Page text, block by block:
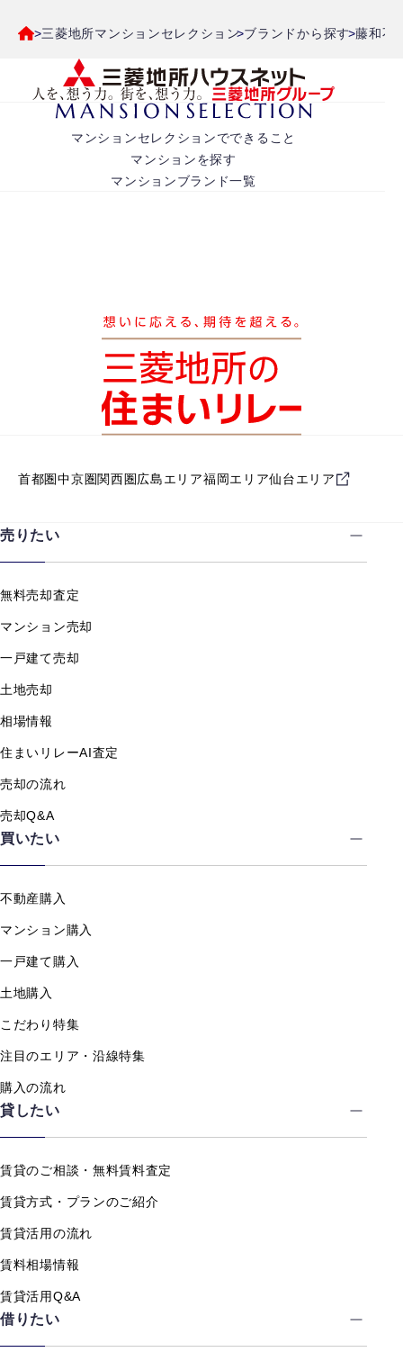
三菱地所マンションセレクション ブランドから探す 藤和不
マンションセレクションでできること
マンションを探す
マンションブランド一覧
首都圏中京圏関西圏広島エリア福岡エリア仙台エリア
売りたい
無料売却査定
マンション売却
一戸建て売却
土地売却
相場情報
住まいリレーAI査定
売却の流れ
売却Q&A
買いたい
不動産購入
マンション購入
一戸建て購入
土地購入
こだわり特集
注目のエリア・沿線特集
購入の流れ
貸したい
賃貸のご相談・無料賃料査定
賃貸方式・プランのご紹介
賃貸活用の流れ
賃料相場情報
賃貸活用Q&A
借りたい